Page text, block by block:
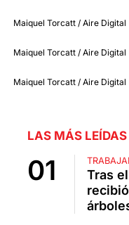
Maiquel Torcatt / Aire Digital
Maiquel Torcatt / Aire Digital
Maiquel Torcatt / Aire Digital
LAS MÁS LEÍDAS
Tras